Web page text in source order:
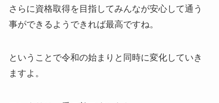
さらに資格取得を目指してみんなが安心して通う
事ができるようできれば最高ですね。
ということで令和の始まりと同時に変化していき
ますよ。